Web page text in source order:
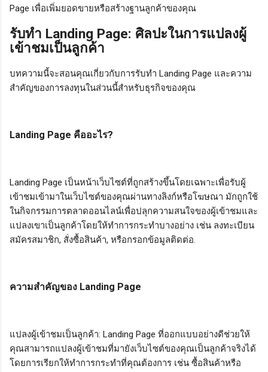
Page เพื่อเพิ่มยอดขายหรือสร้างฐานลูกค้าของคุณ
รับทำ Landing Page: ศิลปะในการแปลงผู้
เข้าชมเป็นลูกค้า
บทความนี้จะสอนคุณเกี่ยวกับการรับทำ Landing Page และความ
สำคัญของการลงทุนในส่วนนี้สำหรับธุรกิจของคุณ
Landing Page คืออะไร?
Landing Page เป็นหน้าเว็บไซต์ที่ถูกสร้างขึ้นโดยเฉพาะเพื่อรับผู้
เข้าชมเข้ามาในเว็บไซต์ของคุณผ่านทางลิงก์หรือโฆษณา มักถูกใช้
ในกิจกรรมการตลาดออนไลน์เพื่อปลุกความสนใจของผู้เข้าชมและ
แปลงเขาเป็นลูกค้าโดยให้ทำการกระทำบางอย่าง เช่น ลงทะเบียน
สมัครสมาชิก, สั่งซื้อสินค้า, หรือกรอกข้อมูลติดต่อ.
ความสำคัญของ Landing Page
แปลงผู้เข้าชมเป็นลูกค้า: Landing Page ที่ออกแบบอย่างดีช่วยให้
คุณสามารถแปลงผู้เข้าชมที่มายังเว็บไซต์ของคุณเป็นลูกค้าจริงได้
โดยการเรียกให้ทำการกระทำที่คุณต้องการ เช่น ซื้อสินค้าหรือ